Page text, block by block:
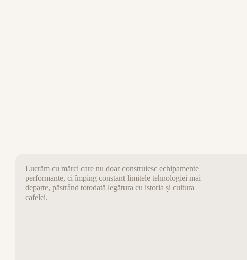
Lucrăm cu mărci care nu doar construiesc echipamente
performante, ci împing constant limitele tehnologiei mai
departe, păstrând totodată legătura cu istoria și cultura
cafelei.